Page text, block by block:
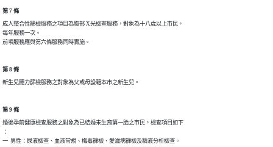
第 7 條
成人整合性篩檢服務之項目為胸部 X光檢查服務，對象為十八歲以上市民，
每年服務一次。
前項服務應與第六條服務同時實施。
第 8 條
新生兒聽力篩檢服務之對象為父或母設籍本市之新生兒。
第 9 條
婚後孕前健康檢查服務之對象為已結婚未生育第一胎之市民，檢查項目如下
：
一  男性：尿液檢查、血液常規、梅毒篩檢、愛滋病篩檢及精液分析檢查。